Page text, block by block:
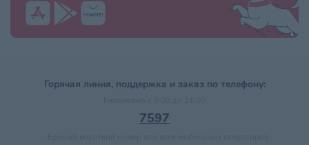
Горячая линия, поддержка и заказ по телефону:
7597